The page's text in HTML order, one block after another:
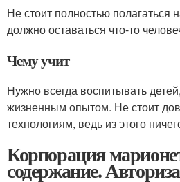
Не стоит полностью полагаться
должно оставаться что-то
Чему учит
Нужно всегда воспитывать
жизненным опытом. Не стоит
технологиям, ведь из этого
Корпорация
содержание.